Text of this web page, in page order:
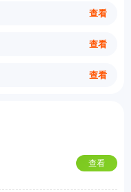
查看
查看
查看
查看